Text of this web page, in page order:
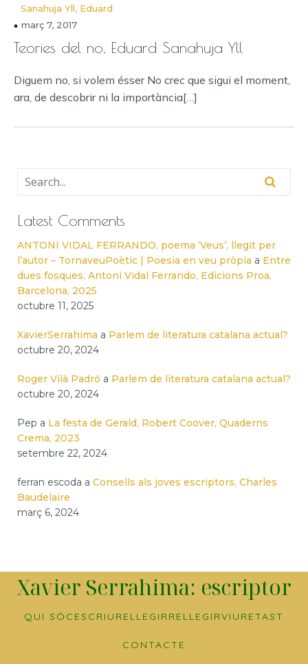
Sanahuja Yll, Eduard
març 7, 2017
Teories del no, Eduard Sanahuja Yll
Diguem no, si volem ésser No crec que sigui el moment,
ara, de descobrir ni la importància[…]
Latest Comments
ANTONI VIDAL FERRANDO, poema ‘Veus’, llegit per
l’autor – TornaveuPoètic | Poesia en veu pròpia a Entre
dues fosques, Antoni Vidal Ferrando, Edicions Proa,
Barcelona, 2025
octubre 11, 2025
XavierSerrahima a Parlem de literatura catalana actual?
octubre 20, 2024
Roger Vilà Padró a Parlem de literatura catalana actual?
octubre 20, 2024
Pep a La festa de Gerald, Robert Coover, Quaderns
Crema, 2023
setembre 22, 2024
ferran escoda a Consells als joves escriptors, Charles
Baudelaire
març 6, 2024
Xavier Serrahima: escriptor
QUI SÓC ESCRIURE LLEGIRRELLEGIRVIURETAST
CONTACTE